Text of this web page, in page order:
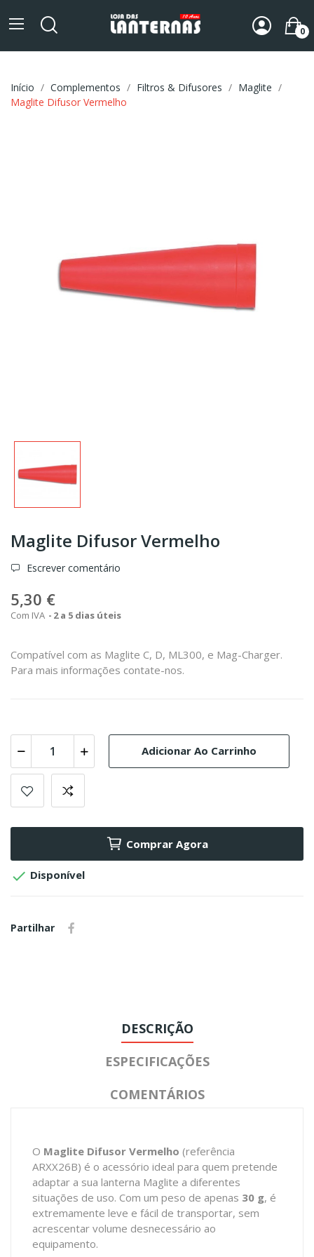
0
Início Complementos Filtros & Difusores
Maglite
Maglite Difusor Vermelho
Maglite Difusor Vermelho
Escrever comentário
5,30 €
Com IVA 2 a 5 dias úteis
Compatível com as Maglite C, D, ML300, e Mag-Charger.
Para mais informações contate-nos.
Adicionar Ao Carrinho
Comprar Agora
 Disponível
Partilhar
DESCRIÇÃO
ESPECIFICAÇÕES
COMENTÁRIOS
O Maglite Difusor Vermelho (referência
ARXX26B) é o acessório ideal para quem pretende
adaptar a sua lanterna Maglite a diferentes
situações de uso. Com um peso de apenas 30 g, é
extremamente leve e fácil de transportar, sem
acrescentar volume desnecessário ao
equipamento.